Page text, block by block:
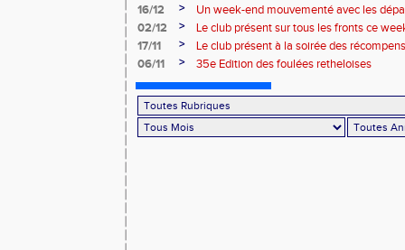
16/12
>
Un week-end mouvementé avec les
02/12
>
Le club présent sur tous les fronts ce
17/11
>
Le club présent à la soirée des
l’Atmosphère
06/11 > 35e Edition des foulées retheloises